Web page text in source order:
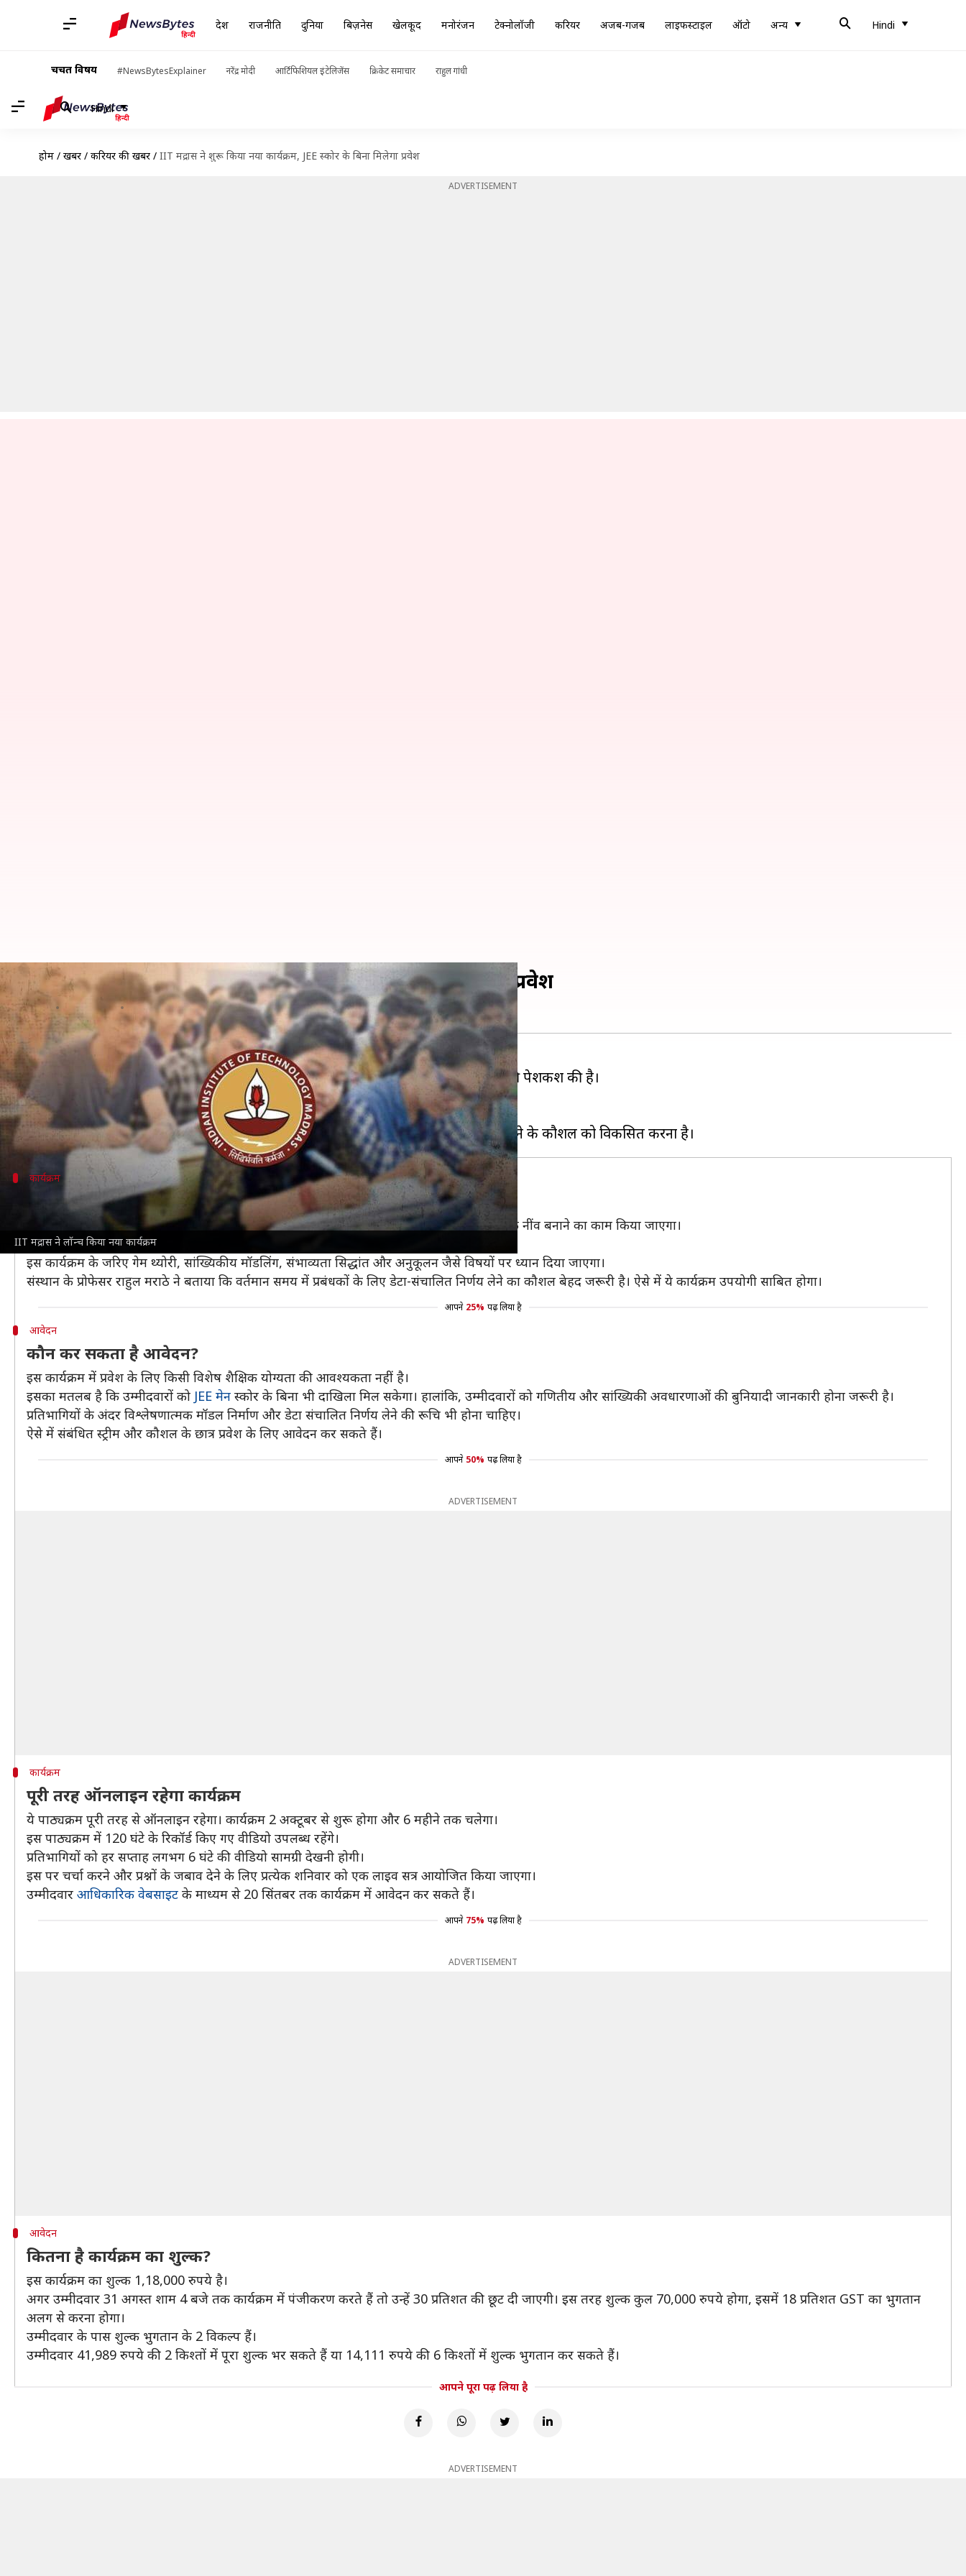
देश राजनीति दुनिया बिज़नेस खेलकूद मनोरंजन टेक्नोलॉजी करियर अजब-गजब लाइफस्टाइल ऑटो अन्य Hindi
चर्चित विषय #NewsBytesExplainer नरेंद्र मोदी आर्टिफिशियल इंटेलिजेंस क्रिकेट समाचार राहुल गांधी
Hindi
होम / खबरें / करियर की खबरें / IIT मद्रास ने शुरू किया नया कार्यक्रम, JEE स्कोर के बिना मिलेगा प्रवेश
ADVERTISEMENT
IIT मद्रास ने लॉन्च किया नया कार्यक्रम
IIT मद्रास ने शुरू किया नया कार्यक्रम, JEE स्कोर के बिना मिलेगा प्रवेश
लेखन राशि Aug 14, 2023 04:38 pm
क्या है खबर?
भारतीय प्रौद्योगिकी संस्थान ( IIT) मद्रास ने रणनीतिक निर्णय लेने के लिए एक पाठ्यक्रम शुरू करने की पेशकश की है।
इस कार्यक्रम का नाम ऑपरेशन एंड सप्लाई चैन एनालिटिक्स ऑफ स्ट्रेटजिक डिसीजन मेकिंग है।
इस कार्यक्रम को सेंटर फॉर आउटरीच एंड डिजिटल एजुकेशन के माध्यम से पेश किया जा रहा है।
कार्यक्रम
जानिए कार्यक्रम के बारे में
ने इस कार्यक्रम को अलग-अलग मॉड्यूल में डिजाइन किया है। प्रारंभिक मॉड्यूल में विश्लेषणात्मक नींव बनाने का काम किया जाएगा।
अन्य मॉड्यूल में विभिन्न व्यवहारिक अनुप्रयोगों पर ध्यान दिया जाएगा।
इस कार्यक्रम के जरिए गेम थ्योरी, सांख्यिकीय मॉडलिंग, संभाव्यता सिद्धांत और अनुकूलन जैसे विषयों पर ध्यान दिया जाएगा।
संस्थान के प्रोफेसर राहुल मराठे ने बताया कि वर्तमान समय में प्रबंधकों के लिए डेटा-संचालित निर्णय लेने का कौशल बेहद जरूरी है। ऐसे में ये कार्यक्रम उपयोगी साबित होगा।
आपने 25% पढ़ लिया है
आवेदन
कौन कर सकता है आवेदन?
इस कार्यक्रम में प्रवेश के लिए किसी विशेष शैक्षिक योग्यता की आवश्यकता नहीं है।
इसका मतलब है कि उम्मीदवारों को JEE मेन स्कोर के बिना भी दाखिला मिल सकेगा। हालांकि, उम्मीदवारों को गणितीय और सांख्यिकी अवधारणाओं की बुनियादी जानकारी होना जरूरी है।
प्रतिभागियों के अंदर विश्लेषणात्मक मॉडल निर्माण और डेटा संचालित निर्णय लेने की रूचि भी होना चाहिए।
ऐसे में संबंधित स्ट्रीम और कौशल के छात्र प्रवेश के लिए आवेदन कर सकते हैं।
आपने 50% पढ़ लिया है
ADVERTISEMENT
कार्यक्रम
पूरी तरह ऑनलाइन रहेगा कार्यक्रम
ये पाठ्यक्रम पूरी तरह से ऑनलाइन रहेगा। कार्यक्रम 2 अक्टूबर से शुरू होगा और 6 महीने तक चलेगा।
इस पाठ्यक्रम में 120 घंटे के रिकॉर्ड किए गए वीडियो उपलब्ध रहेंगे।
प्रतिभागियों को हर सप्ताह लगभग 6 घंटे की वीडियो सामग्री देखनी होगी।
इस पर चर्चा करने और प्रश्नों के जबाव देने के लिए प्रत्येक शनिवार को एक लाइव सत्र आयोजित किया जाएगा।
उम्मीदवार आधिकारिक वेबसाइट के माध्यम से 20 सिंतबर तक कार्यक्रम में आवेदन कर सकते हैं।
आपने 75% पढ़ लिया है
ADVERTISEMENT
आवेदन
कितना है कार्यक्रम का शुल्क?
इस कार्यक्रम का शुल्क 1,18,000 रुपये है।
अगर उम्मीदवार 31 अगस्त शाम 4 बजे तक कार्यक्रम में पंजीकरण करते हैं तो उन्हें 30 प्रतिशत की छूट दी जाएगी। इस तरह शुल्क कुल 70,000 रुपये होगा, इसमें 18 प्रतिशत GST का भुगतान
अलग से करना होगा।
उम्मीदवार के पास शुल्क भुगतान के 2 विकल्प हैं।
उम्मीदवार 41,989 रुपये की 2 किश्तों में पूरा शुल्क भर सकते हैं या 14,111 रुपये की 6 किश्तों में शुल्क भुगतान कर सकते हैं।
आपने पूरा पढ़ लिया है
ADVERTISEMENT